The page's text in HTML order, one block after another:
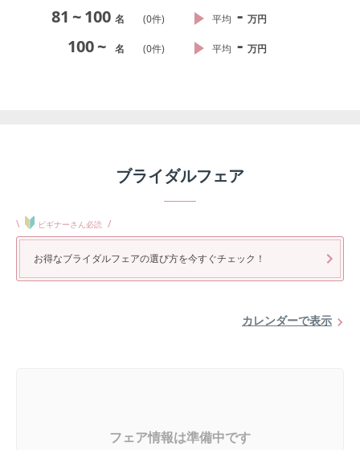
81 ~100 名 (0件) 平均 - 万円
100~ 名 (0件) 平均 - 万円
ブライダルフェア
\ ビギナーさん必読 /
お得なブライダルフェアの選び方を今すぐチェック！
カレンダーで表示
フェア情報は準備中です